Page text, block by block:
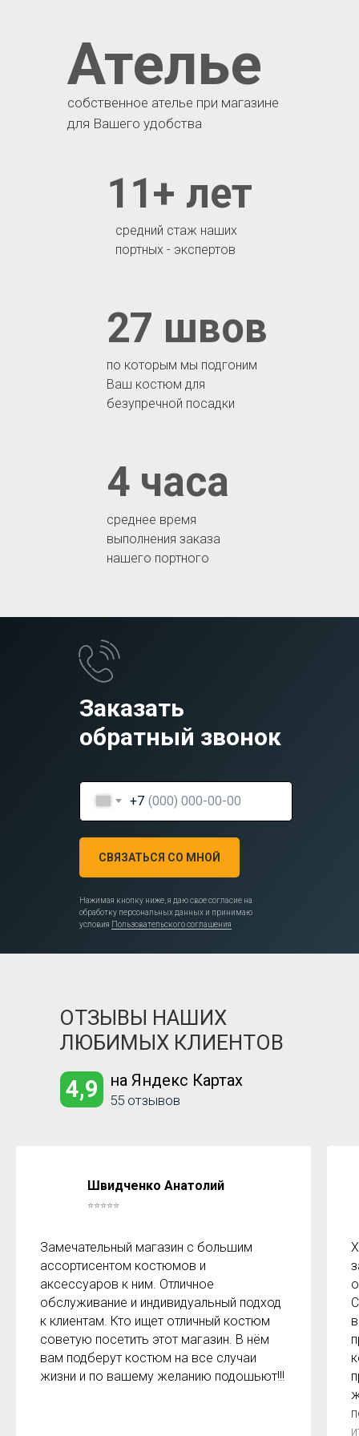
среднее время
выполнения заказа
нашего портного
4 часа
по которым мы подгоним
Ваш костюм для
безупречной посадки
27 швов
средний стаж наших
портных - экспертов
11+ лет
Ателье
собственное ателье при магазине
для Вашего удобства
Заказать
обратный звонок
+7
СВЯЗАТЬСЯ СО МНОЙ
Нажимая кнопку ниже, я даю свое согласие на
обработку персональных данных и принимаю
условия Пользовательского соглашения
55 отзывов
на Яндекс Картах
4,9
ОТЗЫВЫ НАШИХ
ЛЮБИМЫХ КЛИЕНТОВ
Швидченко Анатолий
⭐⭐⭐⭐⭐
Замечательный магазин с большим
ассортисентом костюмов и
аксессуаров к ним. Отличное
обслуживание и индивидуальный подход
к клиентам. Кто ищет отличный костюм
советую посетить этот магазин. В нём
вам подберут костюм на все случаи
жизни и по вашему желанию подошьют!!!